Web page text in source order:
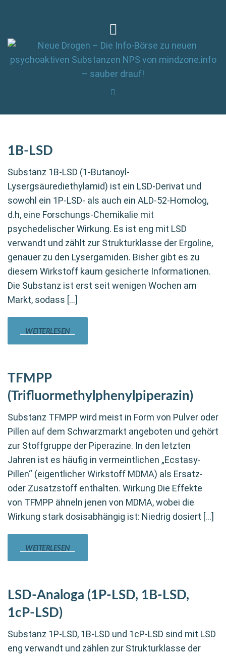
1B-LSD
Substanz 1B-LSD (1-Butanoyl-
Lysergsäurediethylamid) ist ein LSD-Derivat und
sowohl ein 1P-LSD- als auch ein ALD-52-Homolog,
d.h, eine Forschungs-Chemikalie mit
psychedelischer Wirkung. Es ist eng mit LSD
verwandt und zählt zur Strukturklasse der Ergoline,
genauer zu den Lysergamiden. Bisher gibt es zu
diesem Wirkstoff kaum gesicherte Informationen.
Die Substanz ist erst seit wenigen Wochen am
Markt, sodass […]
WEITERLESEN
TFMPP
(Trifluormethylphenylpiperazin)
Substanz TFMPP wird meist in Form von Pulver oder
Pillen auf dem Schwarzmarkt angeboten und gehört
zur Stoffgruppe der Piperazine. In den letzten
Jahren ist es häufig in vermeintlichen „Ecstasy-
Pillen“ (eigentlicher Wirkstoff MDMA) als Ersatz-
oder Zusatzstoff enthalten. Wirkung Die Effekte
von TFMPP ähneln jenen von MDMA, wobei die
Wirkung stark dosisabhängig ist: Niedrig dosiert […]
WEITERLESEN
LSD-Analoga (1P-LSD, 1B-LSD,
1cP-LSD)
Substanz 1P-LSD, 1B-LSD und 1cP-LSD sind mit LSD
eng verwandt und zählen zur Strukturklasse der